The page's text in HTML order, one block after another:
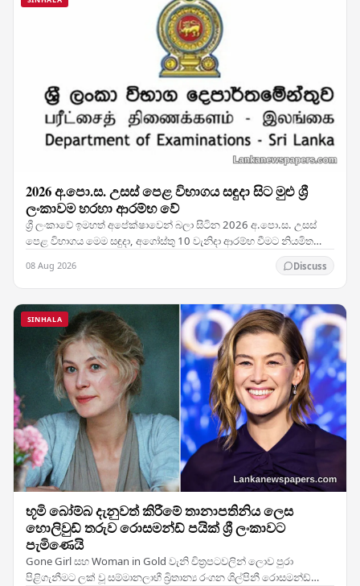
2026 අ.පො.ස. උසස් පෙළ විභාගය සඳුදා සිට මුළු ශ්‍රී
ලංකාවම හරහා ආරම්භ වේ
ශ්‍රී ලංකාවේ ඉමහත් අපේක්ෂාවෙන් බලා සිටින 2026 අ.පො.ස. උසස්
පෙළ විභාගය මෙම සඳුදා, අගෝස්තු 10 වැනිදා ආරම්භ වීමට නියමිත
08 Aug 2026 Discuss
SINHALA
භූමි බෝම්බ දැනුවත් කිරීමේ තානාපතිනිය ලෙස
හොලිවුඩ් තරුව රොසමන්ඩ් පයික් ශ්‍රී ලංකාවට
පැමිණෙයි
Gone Girl සහ Woman in Gold වැනි චිත්‍රපටවලින් ලොව පුරා
පිළිගැනීමට ලක් වූ සම්මානලාභී බ්‍රිතාන්‍ය රංගන ශිල්පිනී රොසමන්ඩ්